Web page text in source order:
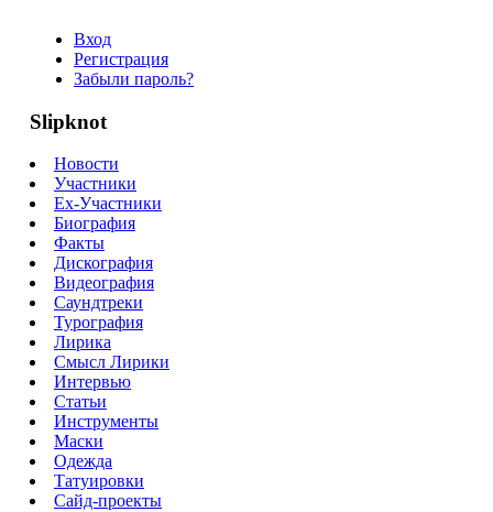
Вход
Регистрация
Забыли пароль?
Slipknot
Новости
Участники
Ex-Участники
Биография
Факты
Дискография
Видеография
Саундтреки
Турография
Лирика
Смысл Лирики
Интервью
Статьи
Инструменты
Маски
Одежда
Татуировки
Сайд-проекты